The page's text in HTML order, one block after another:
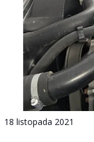
18 listopada 2021